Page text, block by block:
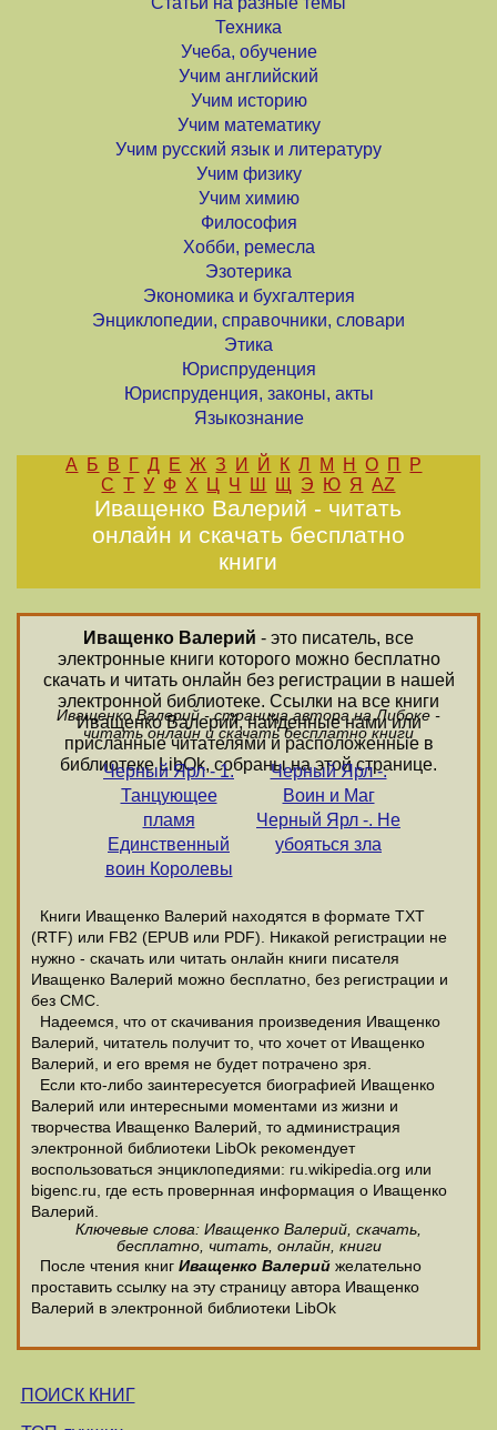
Техника
Учеба, обучение
Учим английский
Учим историю
Учим математику
Учим русский язык и литературу
Учим физику
Учим химию
Философия
Хобби, ремесла
Эзотерика
Экономика и бухгалтерия
Энциклопедии, справочники, словари
Этика
Юриспруденция
Юриспруденция, законы, акты
Языкознание
А Б В Г Д Е Ж З И Й К Л М Н О П
Р
С Т У Ф Х Ц Ч Ш Щ Э Ю Я AZ
Иващенко Валерий - читать
онлайн и скачать бесплатно
книги
Иващенко Валерий - это писатель, все
электронные книги которого можно бесплатно
скачать и читать онлайн без регистрации в нашей
электронной библиотеке. Ссылки на все книги
Иващенко Валерий, найденные нами или
присланные читателями и расположенные в
библиотеке LibOk, собраны на этой странице.
Иващенко Валерий - страница автора на Либоке -
читать онлайн и скачать бесплатно книги
Черный Ярл - 1.
Танцующее
пламя
Единственный
воин Королевы
Черный Ярл -.
Воин и Маг
Черный Ярл -. Не
убояться зла
Книги Иващенко Валерий находятся в формате ТХТ
(RTF) или FB2 (EPUB или PDF). Никакой регистрации не
нужно - скачать или читать онлайн книги писателя
Иващенко Валерий можно бесплатно, без регистрации и
без СМС.
Надеемся, что от скачивания произведения Иващенко
Валерий, читатель получит то, что хочет от Иващенко
Валерий, и его время не будет потрачено зря.
Если кто-либо заинтересуется биографией Иващенко
Валерий или интересными моментами из жизни и
творчества Иващенко Валерий, то администрация
электронной библиотеки LibOk рекомендует
воспользоваться энциклопедиями: ru.wikipedia.org или
bigenc.ru, где есть провернная информация о Иващенко
Валерий.
Ключевые слова: Иващенко Валерий, скачать,
бесплатно, читать, онлайн, книги
После чтения книг Иващенко Валерий желательно
проставить ссылку на эту страницу автора Иващенко
Валерий в электронной библиотеки LibOk
ПОИСК КНИГ